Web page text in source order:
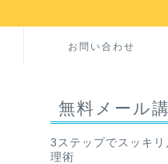
お問い合わせ
無料メール
3ステップでスッキ
理術